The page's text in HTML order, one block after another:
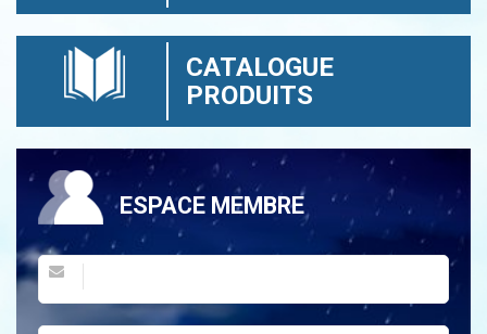
CATALOGUE
PRODUITS
ESPACE MEMBRE